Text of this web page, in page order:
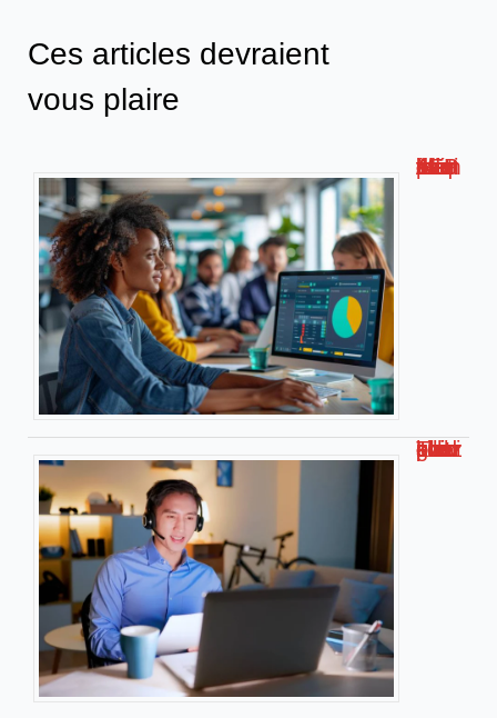
Ces articles devraient
vous plaire
Métis AFPA : la plateforme de formation numérique innovante !
Travailler chez soi pour kiabi : le guide complet !